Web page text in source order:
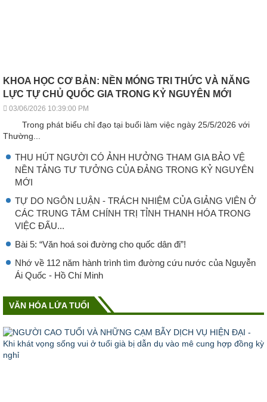
KHOA HỌC CƠ BẢN: NỀN MÓNG TRI THỨC VÀ NĂNG
LỰC TỰ CHỦ QUỐC GIA TRONG KỶ NGUYÊN MỚI
03/06/2026 10:39:00 PM
Trong phát biểu chỉ đạo tại buổi làm việc ngày 25/5/2026 với
Thường...
THU HÚT NGƯỜI CÓ ẢNH HƯỞNG THAM GIA BẢO VỆ
NỀN TẢNG TƯ TƯỞNG CỦA ĐẢNG TRONG KỶ NGUYÊN
MỚI
TỰ DO NGÔN LUẬN - TRÁCH NHIỆM CỦA GIẢNG VIÊN Ở
CÁC TRUNG TÂM CHÍNH TRỊ TỈNH THANH HÓA TRONG
VIỆC ĐẤU...
Bài 5: “Văn hoá soi đường cho quốc dân đi”!
Nhớ về 112 năm hành trình tìm đường cứu nước của Nguyễn
Ái Quốc - Hồ Chí Minh
VĂN HÓA LỨA TUỔI